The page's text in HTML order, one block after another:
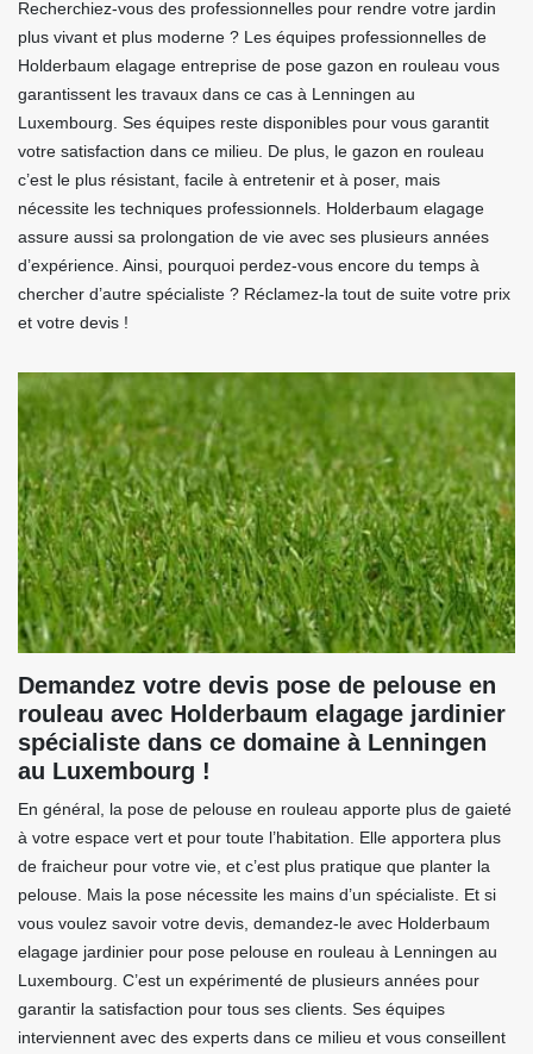
Recherchiez-vous des professionnelles pour rendre votre jardin
plus vivant et plus moderne ? Les équipes professionnelles de
Holderbaum elagage entreprise de pose gazon en rouleau vous
garantissent les travaux dans ce cas à Lenningen au
Luxembourg. Ses équipes reste disponibles pour vous garantit
votre satisfaction dans ce milieu. De plus, le gazon en rouleau
c’est le plus résistant, facile à entretenir et à poser, mais
nécessite les techniques professionnels. Holderbaum elagage
assure aussi sa prolongation de vie avec ses plusieurs années
d’expérience. Ainsi, pourquoi perdez-vous encore du temps à
chercher d’autre spécialiste ? Réclamez-la tout de suite votre prix
et votre devis !
Demandez votre devis pose de pelouse en
rouleau avec Holderbaum elagage jardinier
spécialiste dans ce domaine à Lenningen
au Luxembourg !
En général, la pose de pelouse en rouleau apporte plus de gaieté
à votre espace vert et pour toute l’habitation. Elle apportera plus
de fraicheur pour votre vie, et c’est plus pratique que planter la
pelouse. Mais la pose nécessite les mains d’un spécialiste. Et si
vous voulez savoir votre devis, demandez-le avec Holderbaum
elagage jardinier pour pose pelouse en rouleau à Lenningen au
Luxembourg. C’est un expérimenté de plusieurs années pour
garantir la satisfaction pour tous ses clients. Ses équipes
interviennent avec des experts dans ce milieu et vous conseillent